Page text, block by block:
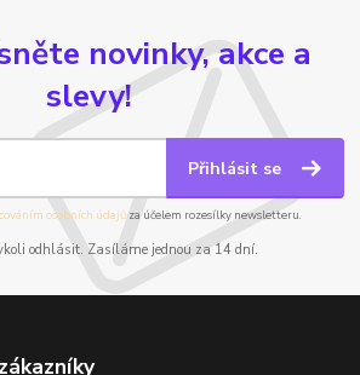
novinky, akce a
slevy!
Přihlásit se
osobních údajůza účelem rozesílky newsletteru.
odhlásit. Zasíláme jednou za 14 dní.